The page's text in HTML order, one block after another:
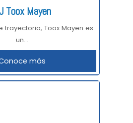
Toox Mayen
trayectoria, Toox Mayen es
un...
más